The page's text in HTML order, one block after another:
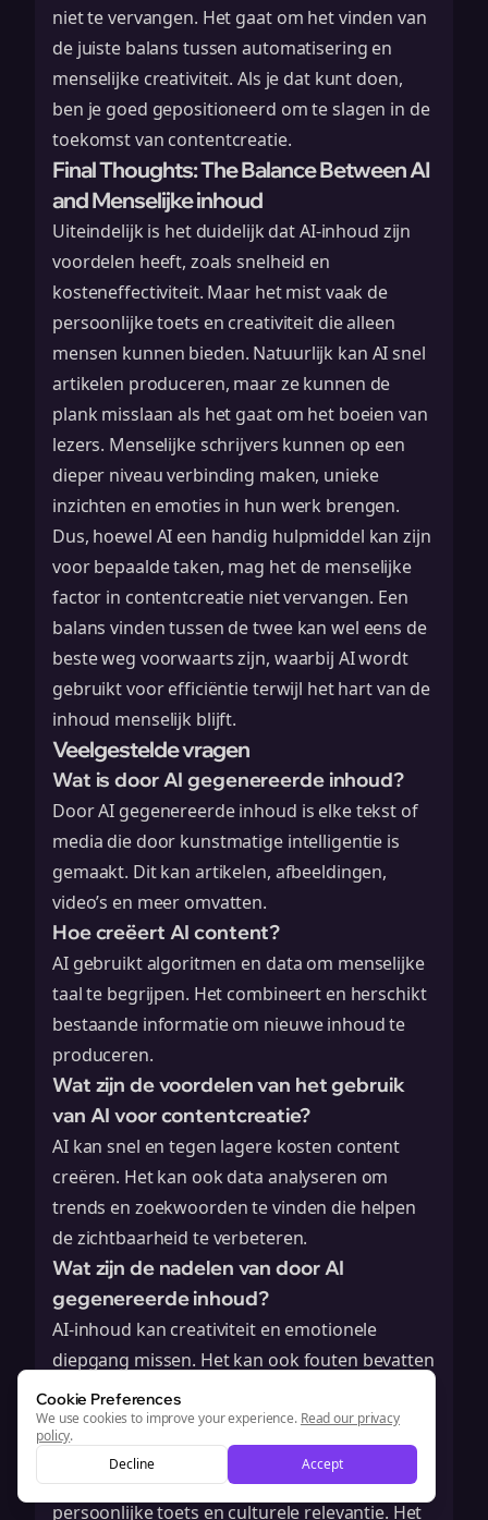
niet te vervangen. Het gaat om het vinden van
de juiste balans tussen automatisering en
menselijke creativiteit. Als je dat kunt doen,
ben je goed gepositioneerd om te slagen in de
toekomst van contentcreatie.
Final Thoughts: The Balance Between AI
and Menselijke inhoud
Uiteindelijk is het duidelijk dat AI-inhoud zijn
voordelen heeft, zoals snelheid en
kosteneffectiviteit. Maar het mist vaak de
persoonlijke toets en creativiteit die alleen
mensen kunnen bieden. Natuurlijk kan AI snel
artikelen produceren, maar ze kunnen de
plank misslaan als het gaat om het boeien van
lezers. Menselijke schrijvers kunnen op een
dieper niveau verbinding maken, unieke
inzichten en emoties in hun werk brengen.
Dus, hoewel AI een handig hulpmiddel kan zijn
voor bepaalde taken, mag het de menselijke
factor in contentcreatie niet vervangen. Een
balans vinden tussen de twee kan wel eens de
beste weg voorwaarts zijn, waarbij AI wordt
gebruikt voor efficiëntie terwijl het hart van de
inhoud menselijk blijft.
Veelgestelde vragen
Wat is door AI gegenereerde inhoud?
Door AI gegenereerde inhoud is elke tekst of
media die door kunstmatige intelligentie is
gemaakt. Dit kan artikelen, afbeeldingen,
video’s en meer omvatten.
Hoe creëert AI content?
AI gebruikt algoritmen en data om menselijke
taal te begrijpen. Het combineert en herschikt
bestaande informatie om nieuwe inhoud te
produceren.
Wat zijn de voordelen van het gebruik
van AI voor contentcreatie?
AI kan snel en tegen lagere kosten content
creëren. Het kan ook data analyseren om
trends en zoekwoorden te vinden die helpen
de zichtbaarheid te verbeteren.
Wat zijn de nadelen van door AI
gegenereerde inhoud?
AI-inhoud kan creativiteit en emotionele
diepgang missen. Het kan ook fouten bevatten
of te veel lijken op bestaande materialen.
Hoe verhoudt door mensen gecreëerde
inhoud zich tot AI-inhoud?
Menselijke inhoud heeft vaak meer creativiteit,
persoonlijke toets en culturele relevantie. Het
Cookie Preferences
We use cookies to improve your experience. Read our privacy
policy.
Decline
Accept